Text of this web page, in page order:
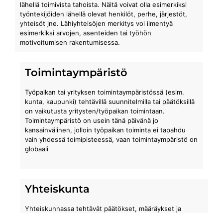
lähellä toimivista tahoista. Näitä voivat olla esimerkiksi
työntekijöiden lähellä olevat henkilöt, perhe, järjestöt,
yhteisöt jne. Lähiyhteisöjen merkitys voi ilmentyä
esimerkiksi arvojen, asenteiden tai työhön
motivoitumisen rakentumisessa.
Toimintaympäristö
Työpaikan tai yrityksen toimintaympäristössä (esim.
kunta, kaupunki) tehtävillä suunnitelmilla tai päätöksillä
on vaikutusta yritysten/työpaikan toimintaan.
Toimintaympäristö on usein tänä päivänä jo
kansainvälinen, jolloin työpaikan toiminta ei tapahdu
vain yhdessä toimipisteessä, vaan toimintaympäristö on
globaali
Yhteiskunta
Yhteiskunnassa tehtävät päätökset, määräykset ja